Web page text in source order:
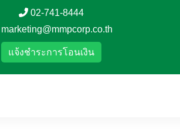
02-741-8444
marketing@mmpcorp.co.th
แจ้งชำระการโอนเงิน